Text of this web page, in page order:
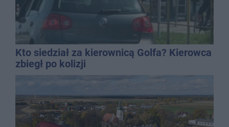
Kto siedział za kierownicą Golfa? Kierowca
zbiegł po kolizji